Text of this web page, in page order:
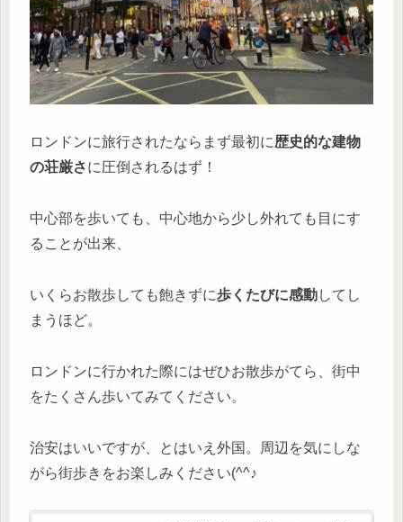
ロンドンに旅行されたならまず最初に歴史的な建物
の荘厳さに圧倒されるはず！
中心部を歩いても、中心地から少し外れても目にす
ることが出来、
いくらお散歩しても飽きずに歩くたびに感動してし
まうほど。
ロンドンに行かれた際にはぜひお散歩がてら、街中
をたくさん歩いてみてください。
治安はいいですが、とはいえ外国。周辺を気にしな
がら街歩きをお楽しみください(^^♪